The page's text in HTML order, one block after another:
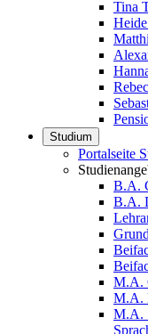
Tina
Studium
Portalseite
B.A.
B.A.
M.A.
M.A.
M.A.